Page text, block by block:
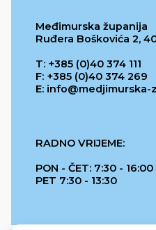
Međimurska županija
Ruđera Boškovića 2,
T: +385 (0)40 374 111
F: +385 (0)40 374 269
E: info@medjimurska-
RADNO VRIJEME:
PON - ČET: 7:30 - 16:00
PET 7:30 - 13:30